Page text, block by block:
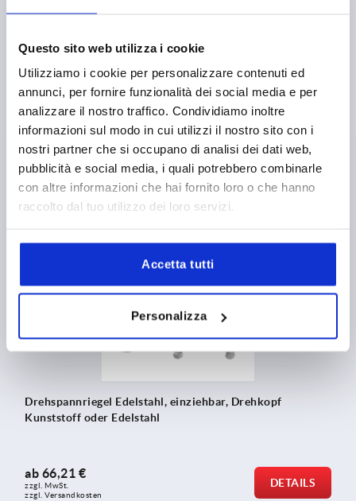
Questo sito web utilizza i cookie
Utilizziamo i cookie per personalizzare contenuti ed
annunci, per fornire funzionalità dei social media e per
analizzare il nostro traffico. Condividiamo inoltre
informazioni sul modo in cui utilizzi il nostro sito con i
nostri partner che si occupano di analisi dei dati web,
pubblicità e social media, i quali potrebbero combinarle
con altre informazioni che hai fornito loro o che hanno
raccolto dal tuo utilizzo dei loro servizi.
Accetta tutti
Personalizza
Drehspannriegel Edelstahl, Drehkopf Kunststoff oder
Edelstahl
ab 55,92 €
zzgl. Versandkosten
DETAILS
Drehspannriegel Edelstahl, einziehbar, Drehkopf
Kunststoff oder Edelstahl
ab 66,21 €
zzgl. MwSt.
zzgl. Versandkosten
DETAILS